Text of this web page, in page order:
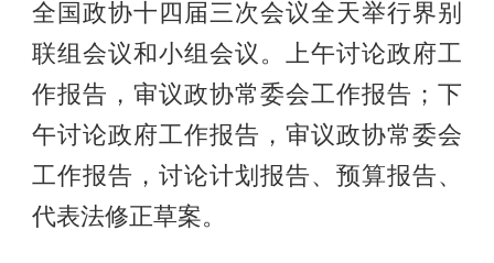
全国政协十四届三次会议全天举行界别
联组会议和小组会议。上午讨论政府工
作报告，审议政协常委会工作报告；下
午讨论政府工作报告，审议政协常委会
工作报告，讨论计划报告、预算报告、
代表法修正草案。